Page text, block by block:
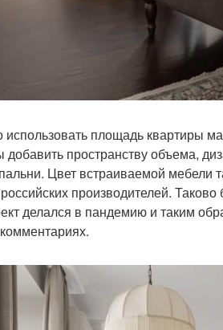
использовать площадь квартиры
пространству объема,
Цвет встраиваемой мебели
производителей.
делался в пандемию и таким